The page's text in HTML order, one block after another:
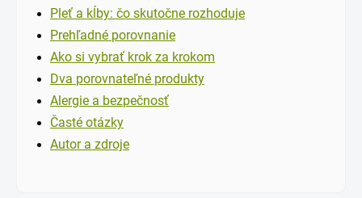
Pleť a kĺby: čo skutočne rozhoduje
Prehľadné porovnanie
Ako si vybrať krok za krokom
Dva porovnateľné produkty
Alergie a bezpečnosť
Časté otázky
Autor a zdroje